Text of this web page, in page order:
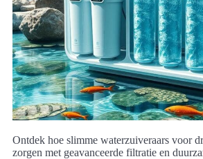
Ontdek hoe slimme waterzuiveraars voor
zorgen met geavanceerde filtratie en